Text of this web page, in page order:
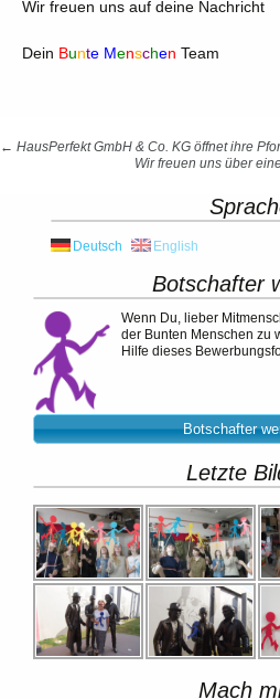
Wir freuen uns auf deine Nachricht
Dein Bunte Menschen Team
Beitragsnavigation
← HausPerfekt GmbH & Co. KG öffnet ihre
Wir freuen uns über
Deutsch English
Botschafter
Wenn Du, lieber
der Bunten Menschen zu
Hilfe dieses
Botschafter
Letzte
Mach